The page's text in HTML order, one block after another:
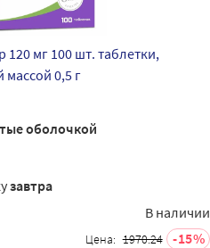
120 мг 100 шт. таблетки,
0,5 г
оболочкой
завтра
В наличии
Цена: 1970.24 15